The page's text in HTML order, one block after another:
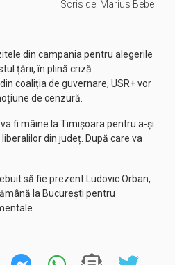
Scris de: Marius Bebe
din campania pentru alegerile
țării, în plină criză
coaliția de guvernare, USR+ vor
de cenzură.
fi mâine la Timișoara pentru a-și
din județ. După care va
să fie prezent Ludovic Orban,
la București pentru